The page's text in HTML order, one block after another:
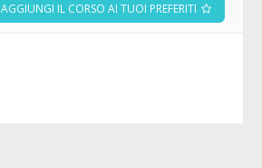
AGGIUNGI IL CORSO AI TUOI PREFERITI